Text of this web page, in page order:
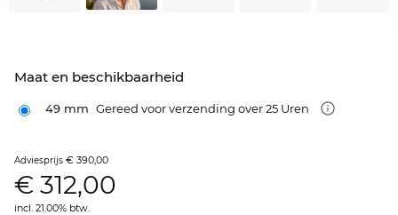
Maat en beschikbaarheid
49 mm Gereed voor verzending over 25 Uren
Adviesprijs € 390,00
€ 312,00
incl. 21.00% btw.